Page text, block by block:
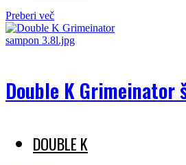
Preberi več
Double K Grimeinator
DOUBLE K